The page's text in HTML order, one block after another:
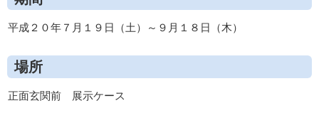
平成２０年７月１９日（土）～９月１８日（木）
場所
正面玄関前 展示ケース